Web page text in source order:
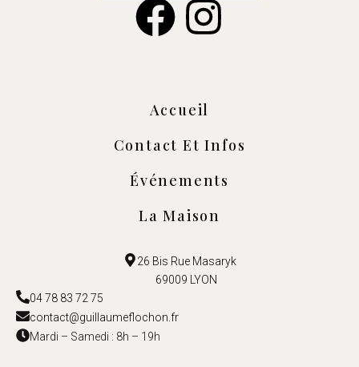
Accueil
Contact Et Infos
Événements
La Maison
26 Bis Rue Masaryk
69009 LYON
04 78 83 72 75
contact@guillaumeflochon.fr
Mardi – Samedi : 8h – 19h